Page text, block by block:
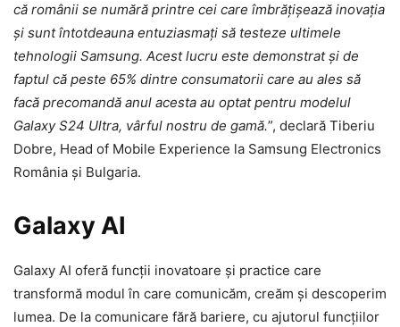
că românii se numără printre cei care îmbrățișează inovația
și sunt întotdeauna entuziasmați să testeze ultimele
tehnologii Samsung. Acest lucru este demonstrat și de
faptul că peste 65% dintre consumatorii care au ales să
facă precomandă anul acesta au optat pentru modelul
Galaxy S24 Ultra, vârful nostru de gamă.”, declară Tiberiu
Dobre, Head of Mobile Experience la Samsung Electronics
România și Bulgaria.
Galaxy AI
Galaxy AI oferă funcții inovatoare și practice care
transformă modul în care comunicăm, creăm și descoperim
lumea. De la comunicare fără bariere, cu ajutorul funcțiilor